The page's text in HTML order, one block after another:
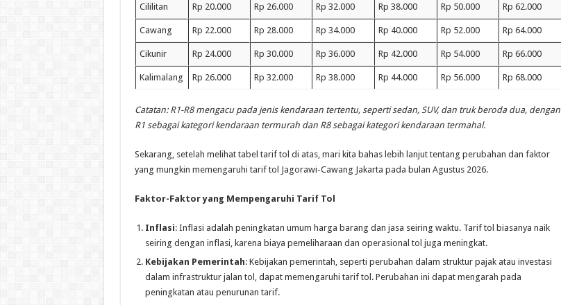
Cililitan Rp 20.000 Rp 26.000 Rp 32.000 Rp 38.000 Rp 50.000 Rp 62.000
Cawang Rp 22.000 Rp 28.000 Rp 34.000 Rp 40.000 Rp 52.000 Rp 64.000
Cikunir Rp 24.000 Rp 30.000 Rp 36.000 Rp 42.000 Rp 54.000 Rp 66.000
Kalimalang Rp 26.000 Rp 32.000 Rp 38.000 Rp 44.000 Rp 56.000 Rp 68.000
Catatan: R1-R8 mengacu pada jenis kendaraan tertentu, seperti sedan, SUV, dan truk beroda dua, dengan
R1 sebagai kategori kendaraan termurah dan R8 sebagai kategori kendaraan termahal.
Sekarang, setelah melihat tabel tarif tol di atas, mari kita bahas lebih lanjut tentang perubahan dan faktor
yang mungkin memengaruhi tarif tol Jagorawi-Cawang Jakarta pada bulan Agustus 2026.
Faktor-Faktor yang Mempengaruhi Tarif Tol
Inflasi: Inflasi adalah peningkatan umum harga barang dan jasa seiring waktu. Tarif tol biasanya naik
seiring dengan inflasi, karena biaya pemeliharaan dan operasional tol juga meningkat.
Kebijakan Pemerintah: Kebijakan pemerintah, seperti perubahan dalam struktur pajak atau investasi
dalam infrastruktur jalan tol, dapat memengaruhi tarif tol. Perubahan ini dapat mengarah pada
peningkatan atau penurunan tarif.